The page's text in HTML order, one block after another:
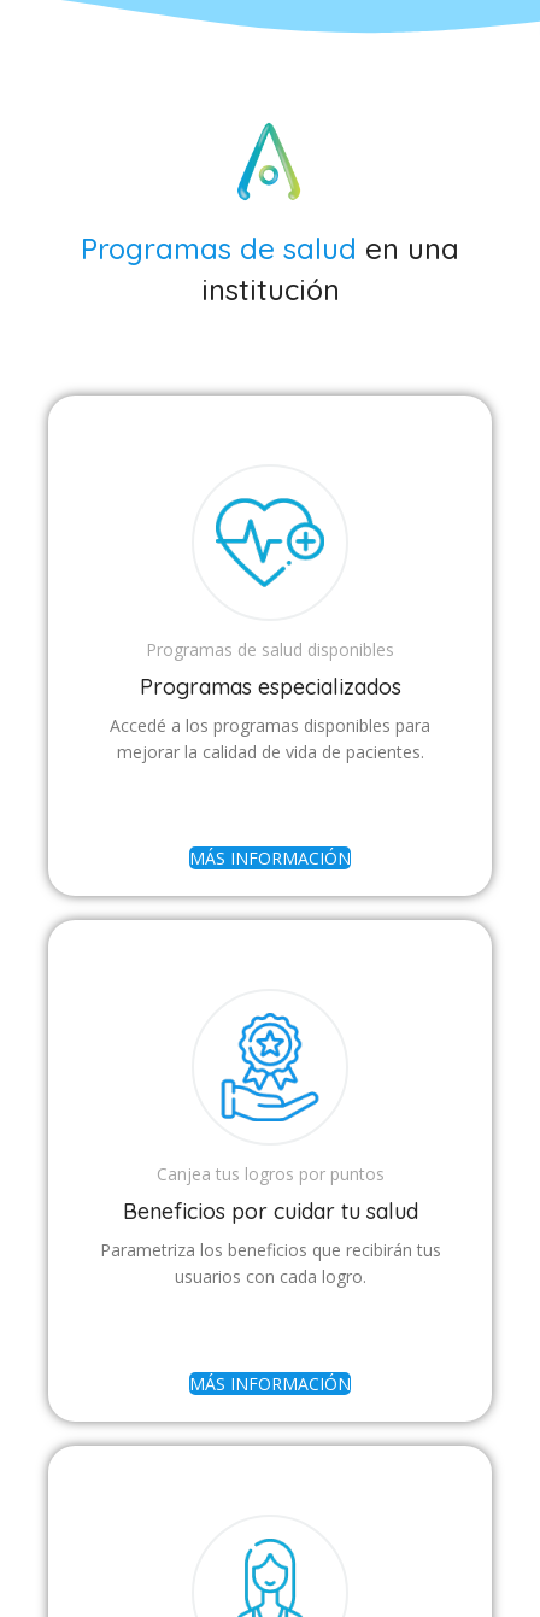
Programas de salud en una
institución
Programas de salud disponibles
Programas especializados
Accedé a los programas disponibles para
mejorar la calidad de vida de pacientes.
MÁS INFORMACIÓN
Canjea tus logros por puntos
Beneficios por cuidar tu salud
Parametriza los beneficios que recibirán tus
usuarios con cada logro.
MÁS INFORMACIÓN